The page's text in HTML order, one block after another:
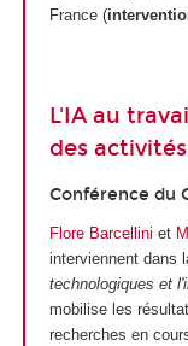
France (
L'IA au
des
Conférence du
Flore Barcellini et
interviennent dans
technologiques et
mobilise les
recherches en